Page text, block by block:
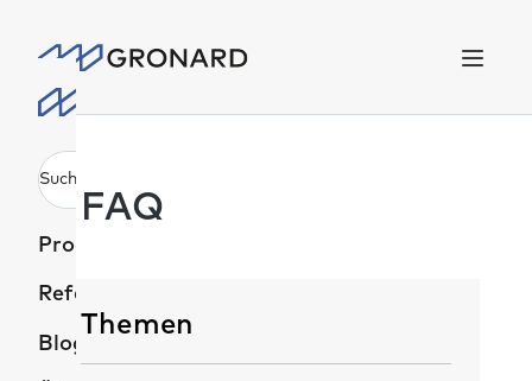
Produkte
Referenzprojekte
Blog
FAQ
Themen